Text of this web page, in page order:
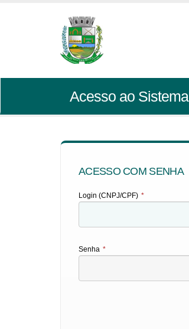
Acesso ao Sistema
ACESSO COM SENHA
Login (CNPJ/CPF) *
Senha *